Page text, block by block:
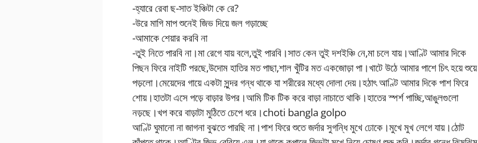
-হ্যারে রেবা ছ-সাত ইঞ্চিটা কে রে?
-উরে মাগি মাপ শুনেই জিভ দিয়ে জল গড়াচ্ছে
-আমাকে শেয়ার করবি না
-তুই নিতে পারবি না।মা রেগে যায় বলে,তুই পারবি।সাত কেন তুই দশইঞ্চি নে,মা চলে যায়।আণ্টি আমার দিকে
পিছন ফিরে নাইটি পরছে,উদোম হাতির মত পাছা,শাল খুঁটির মত একজোড়া পা।খাটে উঠে আমার পাশে চিৎ হয়ে শুয়ে
পড়লো।মেয়েদের গায়ে একটা সুন্দর গন্ধ থাকে যা শরীরের মধ্যে দোলা দেয়।হঠাৎ আণ্টি আমার দিকে পাশ ফিরে
শোয়।হাতটা এসে পড়ে বাড়ার উপর।আমি টিক টিক করে বাড়া নাচাতে থাকি।হাতের স্পর্শ পাচ্ছি,আঙুলগুলো
নড়ছে।খপ করে বাড়াটা মুঠিতে চেপে ধরে।choti bangla golpo
আণ্টি ঘুমানো না জাগনা বুঝতে পারছি না।পাশ ফিরে শুতে জর্দার সুগন্ধি মুখে ঢোকে।মুখে মুখ লেগে যায়।ঠোট